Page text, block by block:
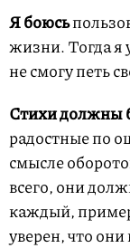
Я боюсь
жизни. Тогда я
не смогу петь
Стихи должны
радостные по
смысле
всего, они
каждый,
уверен, что